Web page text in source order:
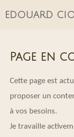
Passer
principal
EDOUARD
Page en
Cette page est
proposer un
à vos besoins.
Je travaille